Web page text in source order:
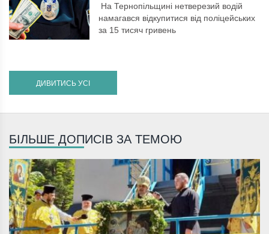
На Тернопільщині нетверезий водій
намагався відкупитися від поліцейських
за 15 тисяч гривень
ДИВИТИСЬ УСІ
БІЛЬШЕ ДОПИСІВ ЗА ТЕМОЮ